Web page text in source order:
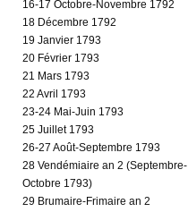
16-17 Octobre-Novembre 1792
18 Décembre 1792
19 Janvier 1793
20 Février 1793
21 Mars 1793
22 Avril 1793
23-24 Mai-Juin 1793
25 Juillet 1793
26-27 Août-Septembre 1793
28 Vendémiaire an 2 (Septembre-
Octobre 1793)
29 Brumaire-Frimaire an 2